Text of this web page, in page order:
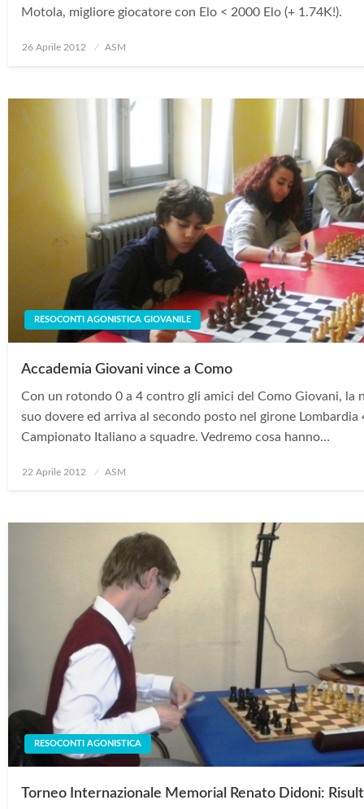
Motola, migliore giocatore con Elo < 2000 Elo (+ 1.74K!).
Posted
26 Aprile 2012 ASM
RESOCONTI AGONISTICA GIOVANILE
Accademia Giovani vince a Como
Con un rotondo 0 a 4 contro gli amici del Como Giovani, la
suo dovere ed arriva al secondo posto nel girone Lombardia
Campionato Italiano a squadre. Vedremo cosa hanno…
Posted
22 Aprile 2012 ASM
RESOCONTI AGONISTICA
Torneo Internazionale Memorial Renato Didoni: